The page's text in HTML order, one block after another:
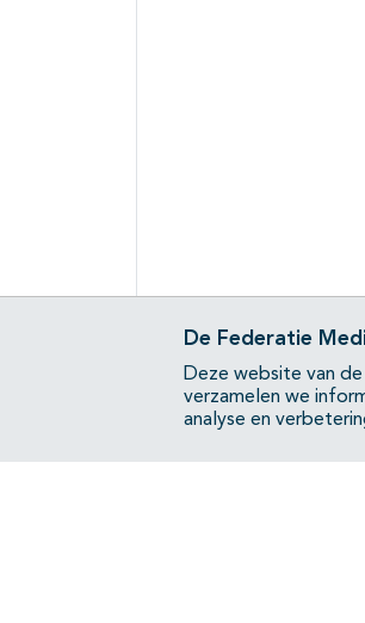
De Federatie
Deze website van
verzamelen we
analyse en